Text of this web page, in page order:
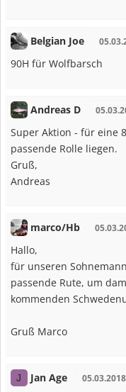
Belgian Joe
90H für Wolfbarsch
Andreas D
Super Aktion - für eine
passende Rolle liegen.
Gruß,
Andreas
marco/Hb
Hallo,
für unseren
passende Rute, um
kommenden
Gruß Marco
J Jan Age 05.03.2018